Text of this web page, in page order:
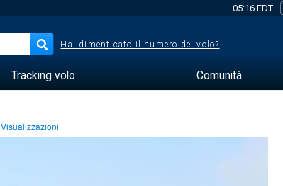
05:16 EDT
Hai dimenticato il numero del volo?
Tracking volo Comunità
Visualizzazioni